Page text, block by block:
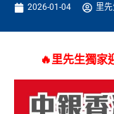
2026-01-04 里
🔥里先生獨家